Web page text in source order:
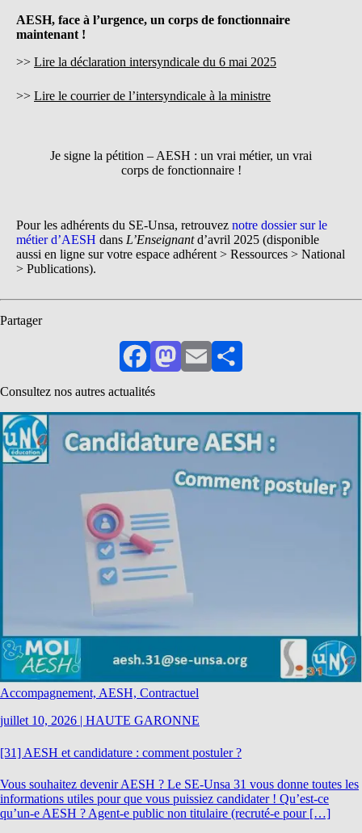
AESH, face à l’urgence, un corps de fonctionnaire
maintenant !
>> Lire la déclaration intersyndicale du 6 mai 2025
>> Lire le courrier de l’intersyndicale à la ministre
Je signe la pétition – AESH : un vrai métier, un vrai
corps de fonctionnaire !
Pour les adhérents du SE-Unsa, retrouvez notre dossier sur le
métier d’AESH dans L’Enseignantd’avril 2025 (disponible
aussi en ligne sur votre espace adhérent > Ressources > National
> Publications).
Partager
FacebookMastodon
EmailPartager
Consultez nos autres actualités
Accompagnement, AESH, Contractuel
juillet 10, 2026
HAUTE GARONNE
[31] AESH et candidature : comment postuler ?
Vous souhaitez devenir AESH ? Le SE-Unsa 31 vous donne toutes les
informations utiles pour que vous puissiez candidater ! Qu’est-ce
qu’un-e AESH ? Agent-e public non titulaire (recruté-e pour […]